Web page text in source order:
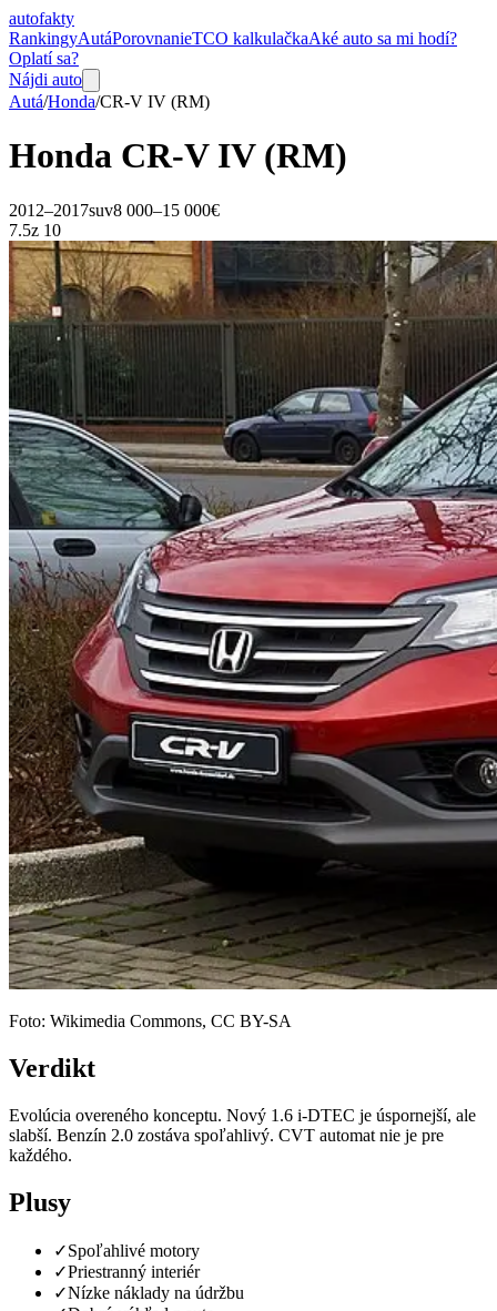
autofakty
RankingyAutáPorovnanieTCO kalkulačkaAké auto sa mi hodí?
Oplatí sa?
Nájdi auto
Autá/Honda/CR-V IV (RM)
Honda CR-V IV (RM)
2012–2017suv8 000–15 000€
7.5z 10
Foto: Wikimedia Commons, CC BY-SA
Verdikt
Evolúcia overenéhо konceptu. Nový 1.6 i-DTEC je úspornejší, ale
slabší. Benzín 2.0 zostáva spoľahlivý. CVT automat nie je pre
každého.
Plusy
✓Spoľahlivé motory
✓Priestranný interiér
✓Nízke náklady na údržbu